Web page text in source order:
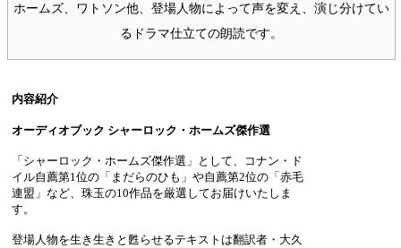
ホームズ、ワトソン他、登場人物によって声を変え、演じ分けてい
るドラマ仕立ての朗読です。
内容紹介
オーディオブック シャーロック・ホームズ傑作選
「シャーロック・ホームズ傑作選」として、コナン・ド
イル自薦第1位の「まだらのひも」や自薦第2位の「赤毛
連盟」など、珠玉の10作品を厳選してお届けいたしま
す。
登場人物を生き生きと甦らせるテキストは翻訳者・大久